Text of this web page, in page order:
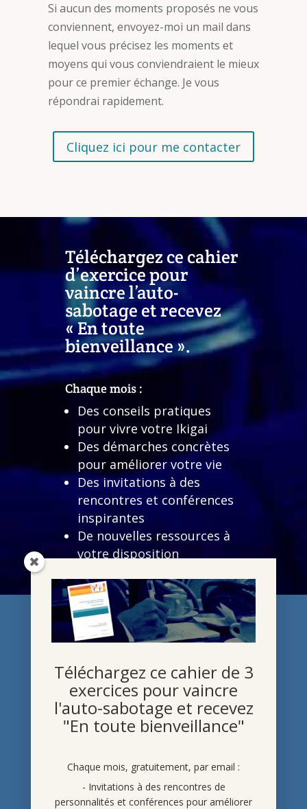
Si aucun des moments proposés ne vous
conviennent, envoyez-moi un mail dans
lequel vous précisez les moments et
moyens qui vous conviendraient le mieux
pour ce premier échange. Je vous
répondrai rapidement.
Cliquez ici pour me contacter
Téléchargez ce cahier
d’exercice pour
vaincre l’auto-
sabotage et recevez
« En toute
bienveillance ».
Chaque mois :
Des conseils pratiques
pour vivre votre Ikigai
Des démarches concrètes
pour améliorer votre vie
Des invitations à des
rencontres et conférences
inspirantes
De nouvelles ressources à
votre disposition
(conférences, webinaires,
ateliers, publications,
articles de presse…)
avec 3 exercices et un texte à
méditer
Téléchargez ce cahier de 3
exercices pour vaincre
l'auto-sabotage et recevez
"En toute bienveillance"
Chaque mois, gratuitement, par email :
- Invitations à des rencontres de
personnalités et conférences pour améliorer